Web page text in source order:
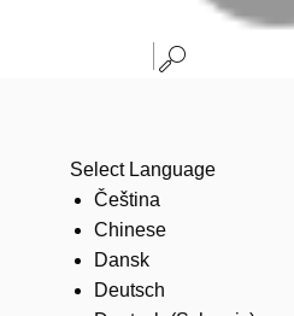
Select Language
Čeština
Chinese
Dansk
Deutsch